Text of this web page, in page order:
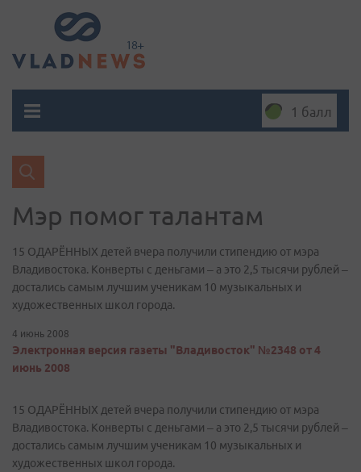
1 балл
Мэр помог талантам
15 ОДАРЁННЫХ детей вчера получили стипендию от мэра
Владивостока. Конверты с деньгами – а это 2,5 тысячи рублей –
достались самым лучшим ученикам 10 музыкальных и
художественных школ города.
4 июнь 2008
Электронная версия газеты "Владивосток" №2348 от 4
июнь 2008
15 ОДАРЁННЫХ детей вчера получили стипендию от мэра
Владивостока. Конверты с деньгами – а это 2,5 тысячи рублей –
достались самым лучшим ученикам 10 музыкальных и
художественных школ города.